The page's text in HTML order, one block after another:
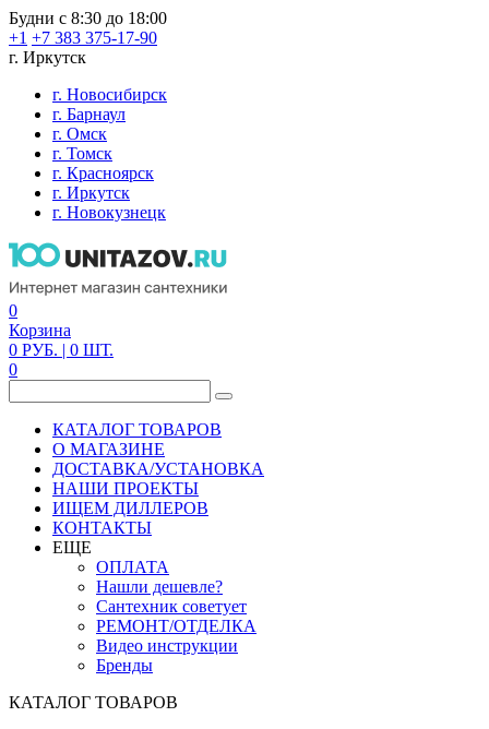
Будни с 8:30 до 18:00
+1 +7 383 375-17-90
г. Иркутск
г. Новосибирск
г. Барнаул
г. Омск
г. Томск
г. Красноярск
г. Иркутск
г. Новокузнецк
0
Корзина
0 РУБ. | 0 ШТ.
0
КАТАЛОГ ТОВАРОВ
О МАГАЗИНЕ
ДОСТАВКА/УСТАНОВКА
НАШИ ПРОЕКТЫ
ИЩЕМ ДИЛЛЕРОВ
КОНТАКТЫ
ЕЩЕ
ОПЛАТА
Нашли дешевле?
Сантехник советует
РЕМОНТ/ОТДЕЛКА
Видео инструкции
Бренды
КАТАЛОГ ТОВАРОВ